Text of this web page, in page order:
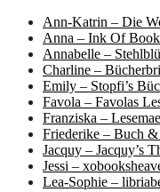
Ann-Katrin – Die
Anna – Ink Of
Annabelle –
Charline –
Emily – Stopfi’s
Favola – Favolas
Franziska –
Friederike – Buch
Jacquy – Jacquy’s
Jessi –
Lea-Sophie –